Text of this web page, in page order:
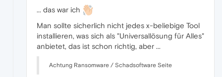
... das war ich
Man sollte sicherlich nicht jedes x-beliebige Tool
installieren, was sich als "Universallösung für Alles"
anbietet, das ist schon richtig, aber ...
Achtung Ransomware / Schadsoftware Seite